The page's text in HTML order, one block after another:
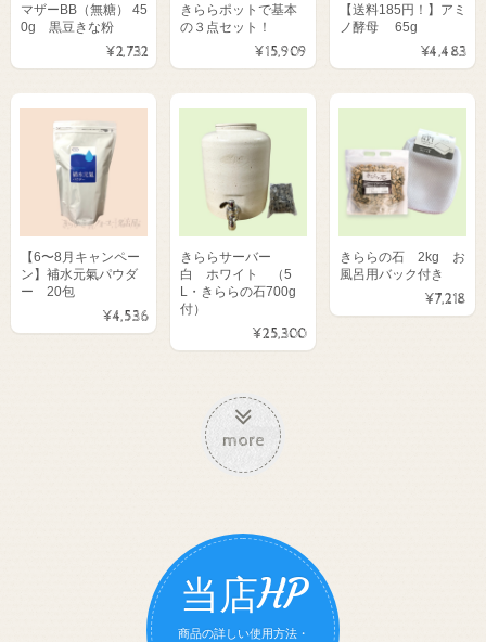
マザーBB（無糖） 45
0g 黒豆きな粉
¥2,732
きららポットで基本
の３点セット！
¥15,909
【送料185円！】アミ
ノ酵母 65g
¥4,483
【6〜8月キャンペー
ン】補水元氣パウダ
ー 20包
¥4,536
きららサーバー
白 ホワイト （5
L・きららの石700g
付）
¥25,300
きららの石 2kg お
風呂用バック付き
¥7,218
more
当店HP
商品の詳しい使用方法・